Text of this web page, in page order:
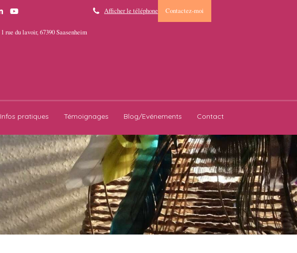
Contactez-moi
Afficher le téléphone
1 rue du lavoir, 67390 Saasenheim
Infos pratiques Témoignages Blog/Evénements Contact